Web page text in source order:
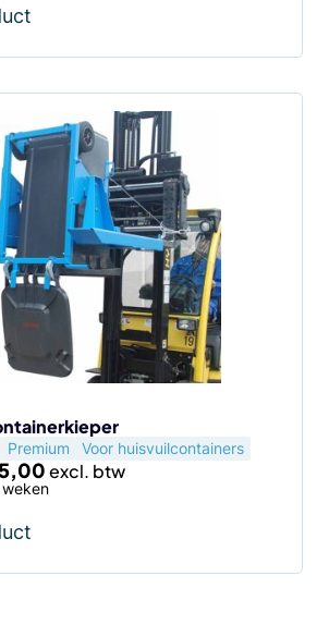
Premium Voor huisvuilcontainers